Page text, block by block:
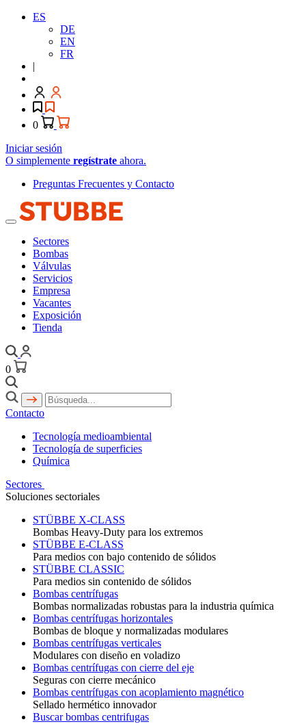
ES
DE
EN
FR
|
0
Iniciar sesión
O simplemente regístrate ahora.
Preguntas Frecuentes y Contacto
Sectores
Bombas
Válvulas
Servicios
Empresa
Vacantes
Exposición
Tienda
0
Contacto
Tecnología medioambiental
Tecnología de superficies
Química
Sectores
Soluciones sectoriales
STÜBBE X-CLASS
Bombas Heavy-Duty para los extremos
STÜBBE E-CLASS
Para medios con bajo contenido de sólidos
STÜBBE CLASSIC
Para medios sin contenido de sólidos
Bombas centrífugas
Bombas normalizadas robustas para la industria química
Bombas centrífugas horizontales
Bombas de bloque y normalizadas modulares
Bombas centrífugas verticales
Modulares con diseño en voladizo
Bombas centrífugas con cierre del eje
Seguras con cierre mecánico
Bombas centrífugas con acoplamiento magnético
Sellado hermético innovador
Buscar bombas centrifugas